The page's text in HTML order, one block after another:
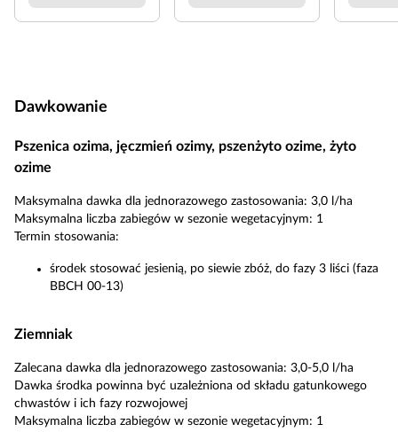
Dawkowanie
Pszenica ozima, jęczmień ozimy, pszenżyto ozime, żyto
ozime
Maksymalna dawka dla jednorazowego zastosowania: 3,0 l/ha
Maksymalna liczba zabiegów w sezonie wegetacyjnym: 1
Termin stosowania:
środek stosować jesienią, po siewie zbóż, do fazy 3 liści (faza
BBCH 00-13)
Ziemniak
Zalecana dawka dla jednorazowego zastosowania: 3,0-5,0 l/ha
Dawka środka powinna być uzależniona od składu gatunkowego
chwastów i ich fazy rozwojowej
Maksymalna liczba zabiegów w sezonie wegetacyjnym: 1